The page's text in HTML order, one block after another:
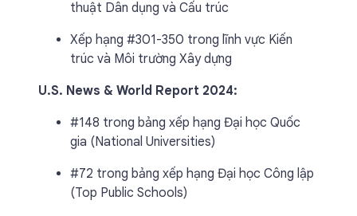
thuật Dân dụng và Cấu trúc
Xếp hạng #301-350 trong lĩnh vực Kiến
trúc và Môi trường Xây dựng
U.S. News & World Report 2024:
#148 trong bảng xếp hạng Đại học Quốc
gia (National Universities)
#72 trong bảng xếp hạng Đại học Công lập
(Top Public Schools)